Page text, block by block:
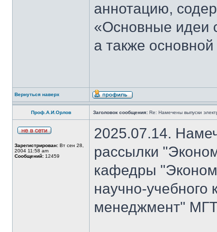
аннотацию,
«Основные идеи
а также
Вернуться наверх
Проф.А.И.Орлов Заголовок сообщения: Re: Намечены выпуски
Зарегистрирован: Вт сен 28,
2004 11:58 am
Сообщений: 12459
2025.07.14.
рассылки
кафедры
научно-
менеджмент"